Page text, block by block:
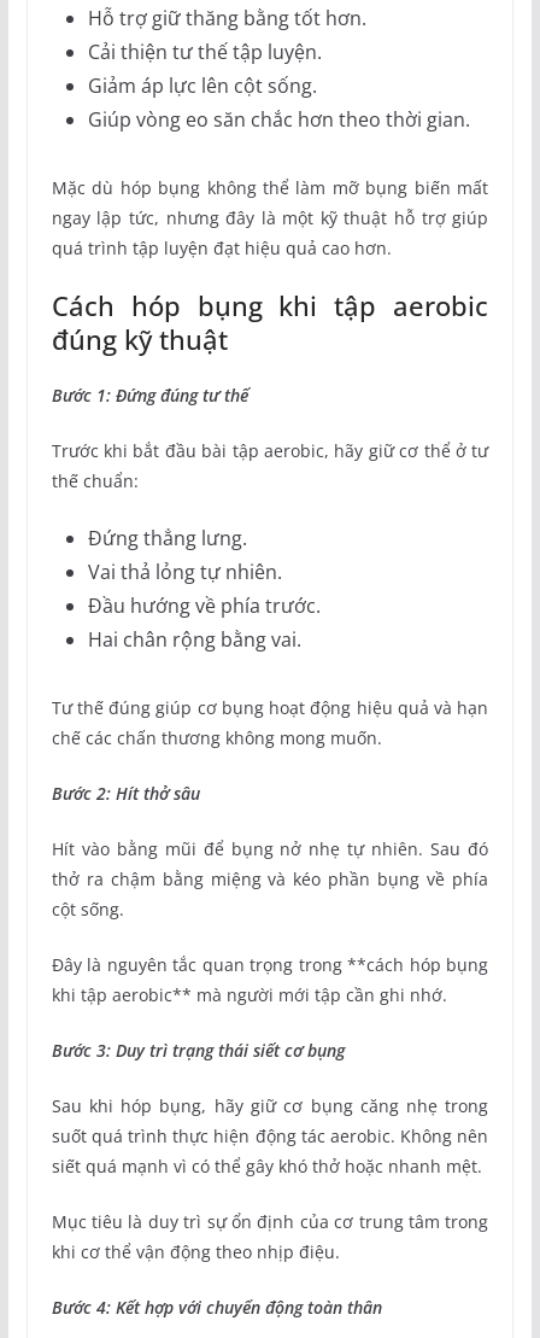
Hỗ trợ giữ thăng bằng tốt hơn.
Cải thiện tư thế tập luyện.
Giảm áp lực lên cột sống.
Giúp vòng eo săn chắc hơn theo thời gian.
Mặc dù hóp bụng không thể làm mỡ bụng biến mất
ngay lập tức, nhưng đây là một kỹ thuật hỗ trợ giúp
quá trình tập luyện đạt hiệu quả cao hơn.
Cách hóp bụng khi tập aerobic
đúng kỹ thuật
Bước 1: Đứng đúng tư thế
Trước khi bắt đầu bài tập aerobic, hãy giữ cơ thể ở tư
thế chuẩn:
Đứng thẳng lưng.
Vai thả lỏng tự nhiên.
Đầu hướng về phía trước.
Hai chân rộng bằng vai.
Tư thế đúng giúp cơ bụng hoạt động hiệu quả và hạn
chế các chấn thương không mong muốn.
Bước 2: Hít thở sâu
Hít vào bằng mũi để bụng nở nhẹ tự nhiên. Sau đó
thở ra chậm bằng miệng và kéo phần bụng về phía
cột sống.
Đây là nguyên tắc quan trọng trong **cách hóp bụng
khi tập aerobic** mà người mới tập cần ghi nhớ.
Bước 3: Duy trì trạng thái siết cơ bụng
Sau khi hóp bụng, hãy giữ cơ bụng căng nhẹ trong
suốt quá trình thực hiện động tác aerobic. Không nên
siết quá mạnh vì có thể gây khó thở hoặc nhanh mệt.
Mục tiêu là duy trì sự ổn định của cơ trung tâm trong
khi cơ thể vận động theo nhịp điệu.
Bước 4: Kết hợp với chuyển động toàn thân